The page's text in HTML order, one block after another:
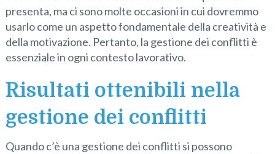
presenta, ma ci sono molte occasioni in cui dovremmo
usarlo come un aspetto fondamentale della creatività e
della motivazione. Pertanto, la gestione dei conflitti è
essenziale in ogni contesto lavorativo.
Risultati ottenibili nella
gestione dei conflitti
Quando c’è una gestione dei conflitti si possono